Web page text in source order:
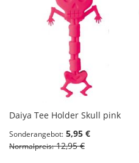
Daiya Tee Holder Skull pink
Sonderangebot 5,95 €
Normalpreis 12,95 €